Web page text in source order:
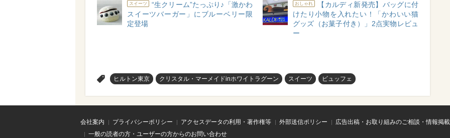
スイーツ
“生クリーム”たっぷり♪「激かわ
スイーツバーガー」にブルーベリー限
定登場
おしゃれ
【カルディ新発売】バッグに付
けたり小物を入れたい！「かわいい猫
グッズ（お菓子付き）」2点実物レビュ
ー
ヒルトン東京 クリスタル・マーメイドinホワイトラグーン スイーツ ビュッフェ
会社案内 プライバシーポリシー アクセスデータの利用・著作権等 外部送信ポリシー
広告出稿・お取り組みのご相談・情報掲
一般の読者の方・ユーザーの方からのお問い合わせ